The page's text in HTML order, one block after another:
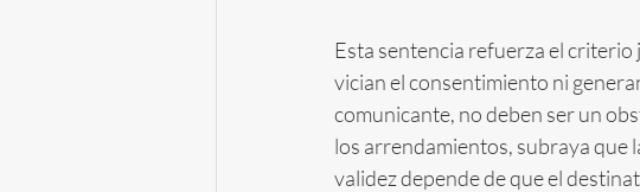
Esta sentencia refuerza el
vician el consentimiento ni
comunicante, no deben ser un
los arrendamientos, subraya que
validez depende de que el